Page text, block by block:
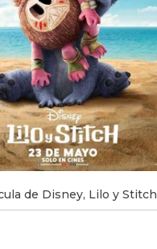
de Disney, Lilo y Stitch